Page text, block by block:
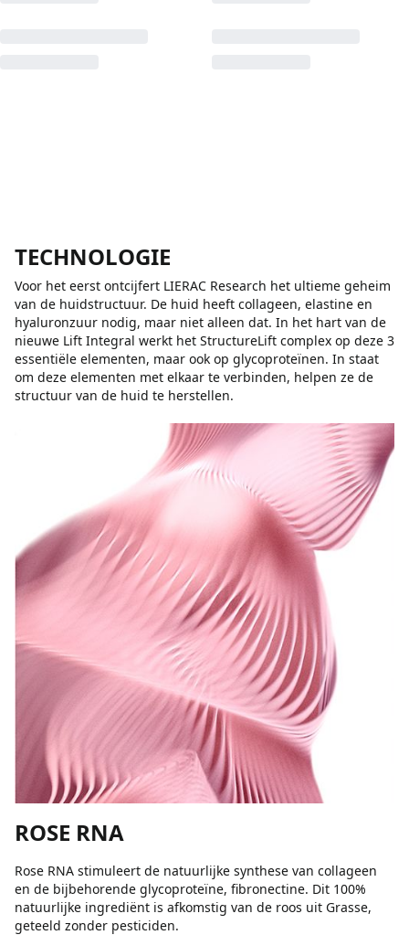
TECHNOLOGIE
Voor het eerst ontcijfert LIERAC Research het ultieme geheim
van de huidstructuur. De huid heeft collageen, elastine en
hyaluronzuur nodig, maar niet alleen dat. In het hart van de
nieuwe Lift Integral werkt het StructureLift complex op deze 3
essentiële elementen, maar ook op glycoproteïnen. In staat
om deze elementen met elkaar te verbinden, helpen ze de
structuur van de huid te herstellen.
ROSE RNA
Rose RNA stimuleert de natuurlijke synthese van collageen
en de bijbehorende glycoproteïne, fibronectine. Dit 100%
natuurlijke ingrediënt is afkomstig van de roos uit Grasse,
geteeld zonder pesticiden.